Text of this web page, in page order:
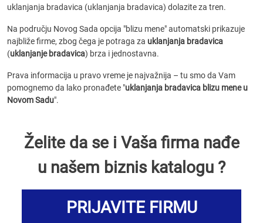
uklanjanja bradavica (uklanjanja bradavica) dolazite za tren.
Na području Novog Sada opcija "blizu mene" automatski prikazuje
najbliže firme, zbog čega je potraga za uklanjanja bradavica
(uklanjanje bradavica) brza i jednostavna.
Prava informacija u pravo vreme je najvažnija – tu smo da Vam
pomognemo da lako pronađete "uklanjanja bradavica blizu mene u
Novom Sadu".
Želite da se i Vaša firma nađe
u našem biznis katalogu ?
PRIJAVITE FIRMU